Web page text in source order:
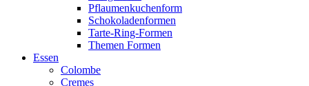
Pflaumenkuchenform
Schokoladenformen
Tarte-Ring-Formen
Themen Formen
Essen
Colombe
Cremes